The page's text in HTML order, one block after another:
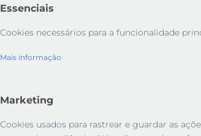
Essenciais
Cookies necessários para a funcionalidade
Mais informação
Marketing
Cookies usados ​​para rastrear e guardar as